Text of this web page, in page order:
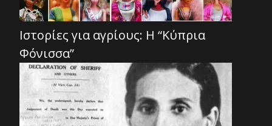
Ιστορίες για αγρίους: Η “Κύπρια
Φόνισσα”